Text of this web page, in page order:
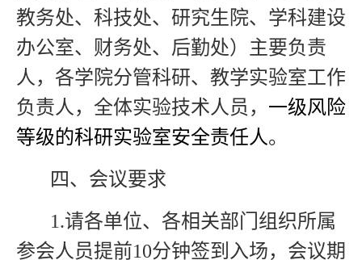
教务处、科技处、研究生院、学科建设
办公室、财务处、后勤处）主要负责
人，各学院分管科研、教学实验室工作
负责人，全体实验技术人员， 一级风险
等级的科研实验室安全责任人。
四、会议要求
1.请各单位、各相关部门组织所属
参会人员提前10分钟签到入场，会议期